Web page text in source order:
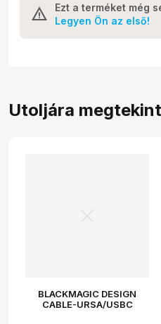
Ezt a terméket még
Legyen Ön az első!
Utoljára
BLACKMAGIC DESIGN
CABLE-URSA/USBC